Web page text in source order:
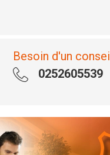
Besoin d'un
0252605539